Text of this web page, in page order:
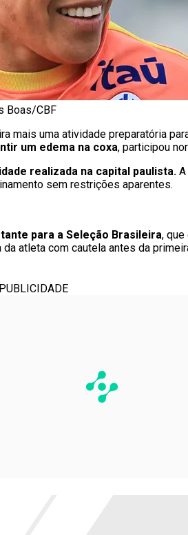
Boas/CBF
mais uma atividade preparatória
um edema na coxa, participou
realizada na capital paulista.
sem restrições aparentes.
para a Seleção Brasileira,
atleta com cautela antes da
PUBLICIDADE